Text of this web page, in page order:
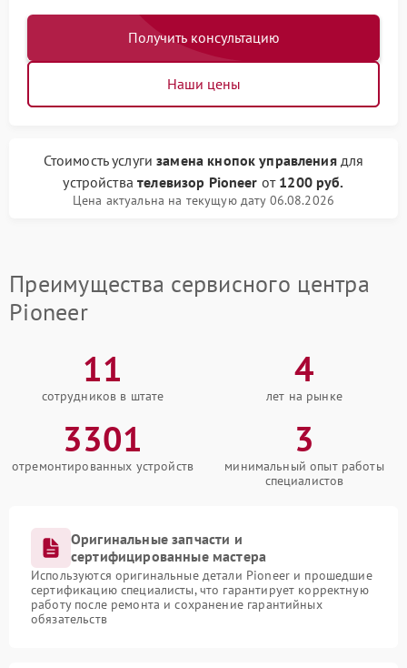
Получить консультацию
Наши цены
Стоимость услугизамена кнопок управлениядля
устройствателевизор Pioneer от 1200 руб.
Цена актуальна на текущую дату 06.08.2026
Преимущества сервисного центра
Pioneer
11
сотрудников в штате
4
лет на рынке
3301
отремонтированных устройств
3
минимальный опыт работы
специалистов
Оригинальные запчасти и
сертифицированные мастера
Используются оригинальные детали Pioneer и прошедшие
сертификацию специалисты, что гарантирует корректную
работу после ремонта и сохранение гарантийных
обязательств